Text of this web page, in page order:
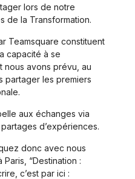
lors de notre
de la Transformation.
Teamsquare constituent
capacité à se
nous avons prévu, au
partager les premiers
aux échanges via
d’expériences.
donc avec nous
“Destination :
c’est par ici :